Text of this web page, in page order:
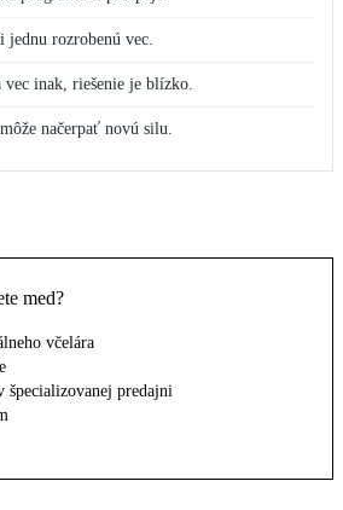
jednu rozrobenú vec.
vec inak, riešenie je blízko.
načerpať novú silu.
med?
včelára
špecializovanej predajni